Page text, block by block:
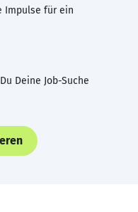
Impulse für ein
Deine Job-Suche